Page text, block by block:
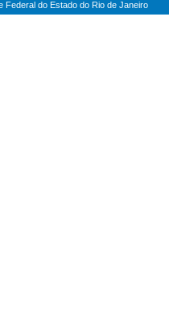
Federal do Estado do Rio de Janeiro